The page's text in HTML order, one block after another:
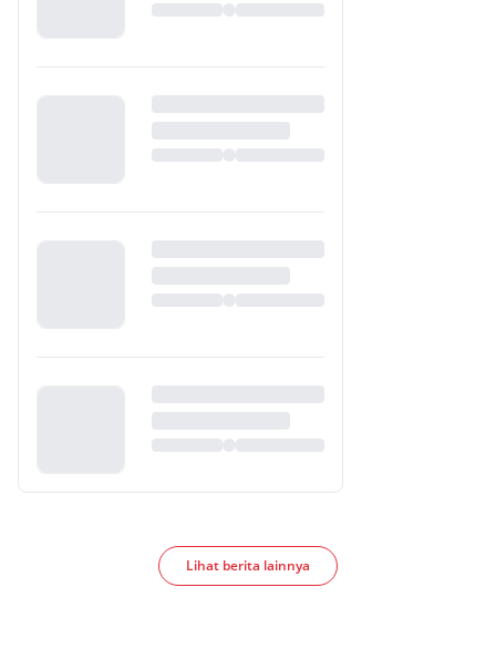
Lihat berita lainnya